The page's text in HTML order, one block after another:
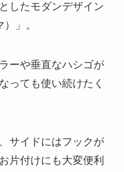
したモダンデザイン
」。
ーや垂直なハシゴが
っても使い続けたく
サイドにはフックが
片付けにも大変便利